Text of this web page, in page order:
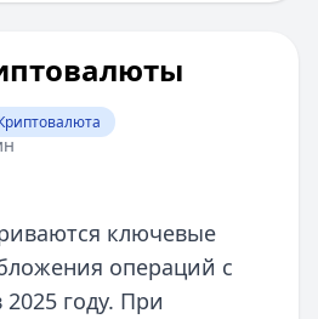
ключевые
операций с
году. При